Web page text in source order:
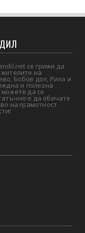
се грижи да
на
Бобов дол, Рила и
и полезна
да се
е да обичате
на грамотност.